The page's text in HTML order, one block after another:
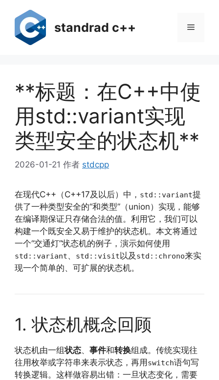
standrad c++ 菜
**标题：在C++中使
用std::variant实现
类型安全的状态机**
2026-01-21 作者 stdcpp
在现代C++（C++17及以后）中， std::variant提
供了一种类型安全的“和类型”（union）实现，能够
在编译期保证只存储合法的值。利用它，我们可以
构建一个既安全又易于维护的状态机。本文将通过
一个“交通灯”状态机的例子，演示如何使用
std::variant、 std::visit以及 std::chrono来实
现一个简单的、可扩展的状态机。
1. 状态机概念回顾
状态机由一组状态、 事件和转换组成。传统实现往
往用枚举或字符串来表示状态，再用switch语句写
转换逻辑。这样做容易出错：一旦状态变化，需要